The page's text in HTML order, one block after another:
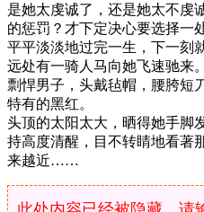
是她太虔诚了，还是她太不虔
的惩罚？才下定决心要选择一
平平淡淡地过完一生，下一刻
远处有一骑人马向她飞速驰来
剽悍男子，头戴毡帽，腰胯短
特有的黑红。
头顶的太阳太大，晒得她手脚
持高度清醒，目不转睛地看著
来越近……